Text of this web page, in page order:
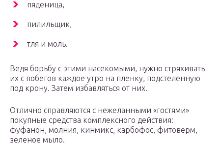
пяденица,
пилильщик,
тля и моль.
Ведя борьбу с этими насекомыми, нужно стряхивать
их с побегов каждое утро на пленку, подстеленную
под крону. Затем избавляться от них.
Отлично справляются с нежеланными «гостями»
покупные средства комплексного действия:
фуфанон, молния, кинмикс, карбофос, фитоверм,
зеленое мыло.